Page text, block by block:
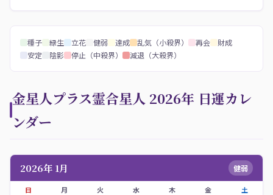
種子 緑生 立花 健弱 達成 乱気（小殺界） 再会
財成
安定
陰影 停止（中殺界） 減退（大殺界）
金星人プラス霊合星人 2026年 日運カレ
ンダー
2026年 1月 健弱
日 月 火 水 木 金 土